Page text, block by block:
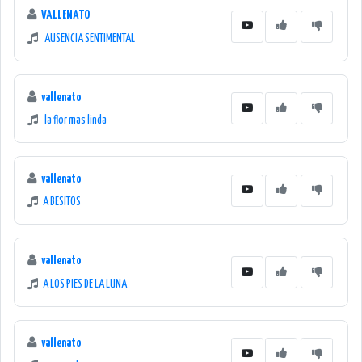
VALLENATO
AUSENCIA SENTIMENTAL
vallenato
la flor mas linda
vallenato
A BESITOS
vallenato
A LOS PIES DE LA LUNA
vallenato